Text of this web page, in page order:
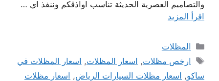
والتصاميم العصرية الحديثة تناسب اواذقكم وننفذ اي …
اقرأ المزيد
التصنيفات
المظلات
الوسوم
ارخص مظلات, اسعار المظلات, اسعار المظلات في
ساكو, اسعار مظلات السيارات الرياض, اسعار مظلات